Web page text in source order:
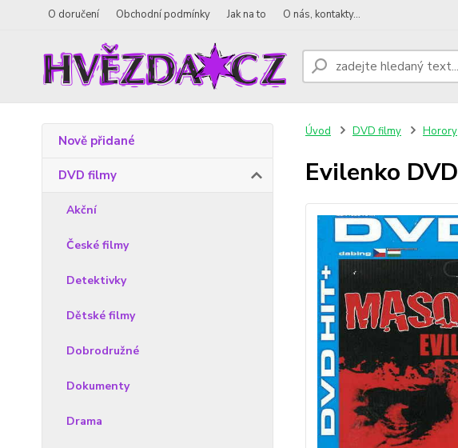
O doručení Obchodní podmínky Jak na to O nás, kontakty...
Nově přidané
DVD filmy
Akční
České filmy
Detektivky
Dětské filmy
Dobrodružné
Dokumenty
Drama
Úvod DVD filmy Horory
Evilenko DVD